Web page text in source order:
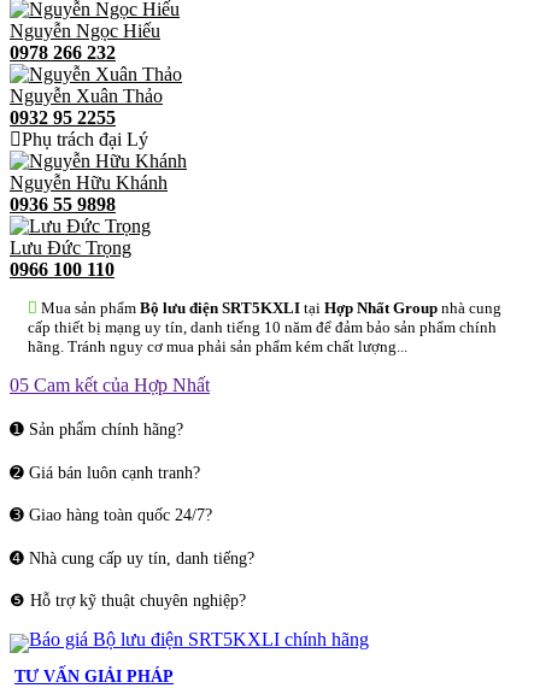
Nguyễn Ngọc Hiếu
0978 266 232
Nguyễn Xuân Thảo
0932 95 2255
Phụ trách đại Lý
Nguyễn Hữu Khánh
0936 55 9898
Lưu Đức Trọng
0966 100 110
Mua sản phẩm Bộ lưu điện SRT5KXLI tại Hợp Nhất Group nhà cung
cấp thiết bị mạng uy tín, danh tiếng 10 năm để đảm bảo sản phẩm chính
hãng. Tránh nguy cơ mua phải sản phẩm kém chất lượng...
05 Cam kết của Hợp Nhất
➊ Sản phẩm chính hãng?
➋ Giá bán luôn cạnh tranh?
➌ Giao hàng toàn quốc 24/7?
➍ Nhà cung cấp uy tín, danh tiếng?
❺ Hỗ trợ kỹ thuật chuyên nghiệp?
TƯ VẤN GIẢI PHÁP